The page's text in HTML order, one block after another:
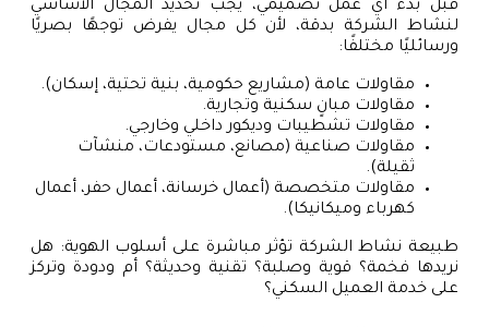
قبل بدء أي عمل تصميمي، يجب تحديد المجال الأساسي
لنشاط الشركة بدقة، لأن كل مجال يفرض توجهًا بصريًا
ورسائليًا مختلفًا:
مقاولات عامة (مشاريع حكومية، بنية تحتية، إسكان).
مقاولات مبانٍ سكنية وتجارية.
مقاولات تشطيبات وديكور داخلي وخارجي.
مقاولات صناعية (مصانع، مستودعات، منشآت
ثقيلة).
مقاولات متخصصة (أعمال خرسانة، أعمال حفر، أعمال
كهرباء وميكانيكا).
طبيعة نشاط الشركة تؤثر مباشرة على أسلوب الهوية: هل
نريدها فخمة؟ قوية وصلبة؟ تقنية وحديثة؟ أم ودودة وتركز
على خدمة العميل السكني؟